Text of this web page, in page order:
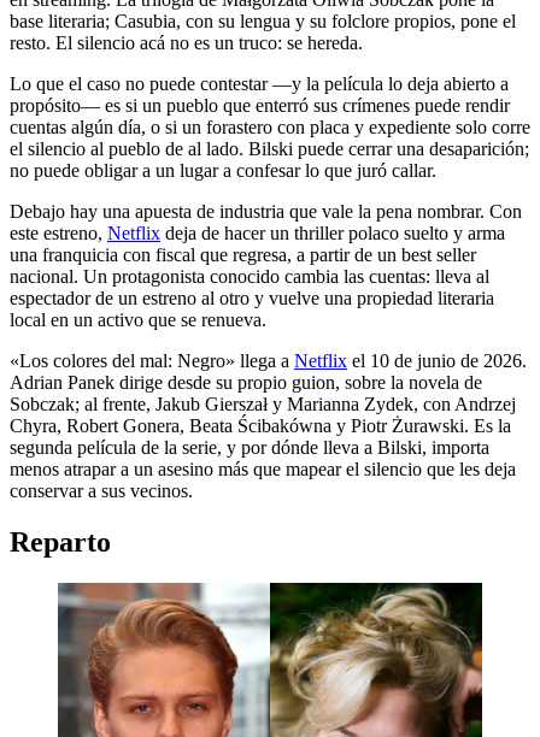
base literaria; Casubia, con su lengua y su folclore propios, pone el
resto. El silencio acá no es un truco: se hereda.
Lo que el caso no puede contestar —y la película lo deja abierto a
propósito— es si un pueblo que enterró sus crímenes puede rendir
cuentas algún día, o si un forastero con placa y expediente solo corre
el silencio al pueblo de al lado. Bilski puede cerrar una desaparición;
no puede obligar a un lugar a confesar lo que juró callar.
Debajo hay una apuesta de industria que vale la pena nombrar. Con
este estreno, Netflix deja de hacer un thriller polaco suelto y arma
una franquicia con fiscal que regresa, a partir de un best seller
nacional. Un protagonista conocido cambia las cuentas: lleva al
espectador de un estreno al otro y vuelve una propiedad literaria
local en un activo que se renueva.
«Los colores del mal: Negro» llega a Netflix el 10 de junio de 2026.
Adrian Panek dirige desde su propio guion, sobre la novela de
Sobczak; al frente, Jakub Gierszał y Marianna Zydek, con Andrzej
Chyra, Robert Gonera, Beata Ścibakówna y Piotr Żurawski. Es la
segunda película de la serie, y por dónde lleva a Bilski, importa
menos atrapar a un asesino más que mapear el silencio que les deja
conservar a sus vecinos.
Reparto